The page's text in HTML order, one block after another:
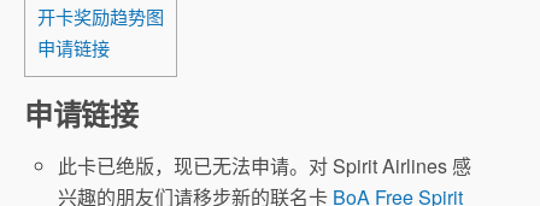
开卡奖励趋势图
申请链接
申请链接
此卡已绝版，现已无法申请。对 Spirit Airlines 感
兴趣的朋友们请移步新的联名卡 BoA Free Spirit